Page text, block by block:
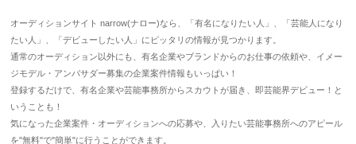
オーディションサイト narrow(ナロー)なら、「有名になりたい人」、「芸能人になり
たい人」、「デビューしたい人」にピッタリの情報が見つかります。
通常のオーディション以外にも、有名企業やブランドからのお仕事の依頼や、イメー
ジモデル・アンバサダー募集の企業案件情報もいっぱい！
登録するだけで、有名企業や芸能事務所からスカウトが届き、即芸能界デビュー！と
いうことも！
気になった企業案件・オーディションへの応募や、入りたい芸能事務所へのアピール
を"無料"で"簡単"に行うことができます。